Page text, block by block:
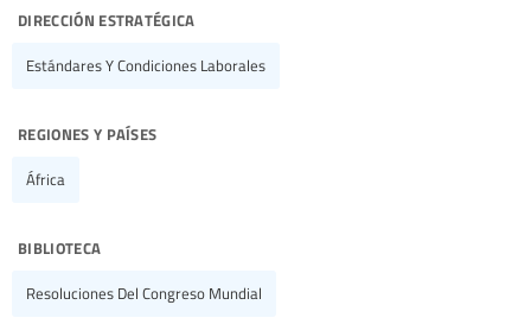
dirección estratégica
Estándares Y Condiciones Laborales
regiones y países
África
biblioteca
Resoluciones Del Congreso Mundial